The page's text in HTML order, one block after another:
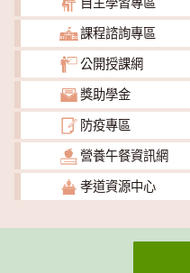
課程諮詢專區
公開授課網
獎助學金
防疫專區
營養午餐資訊網
孝道資源中心